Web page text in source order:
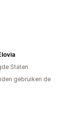
Staten
gebruiken de